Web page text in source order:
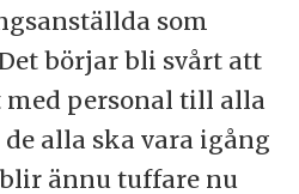
som
börjar bli svårt att
personal till alla
alla ska vara igång
ännu tuffare nu